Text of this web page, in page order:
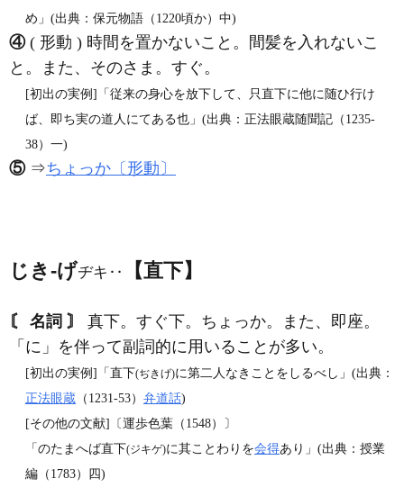
め」(出典：保元物語（1220頃か）中)
④( 形動 ) 時間を置かないこと。間髪を入れないこ
と。また、そのさま。すぐ。
[初出の実例]「従来の身心を放下して、只直下に他に随ひ行け
ば、即ち実の道人にてある也」(出典：正法眼蔵随聞記（1235‐
38）一)
⑤⇒ちょっか〔形動〕
じき‐げヂキ‥ 【直下】
〘 名詞 〙
真下。すぐ下。ちょっか。また、即座。
「に」を伴って副詞的に用いることが多い。
[初出の実例]「直下(ぢきげ)に第二人なきことをしるべし」(出典：
正法眼蔵 （1231‐53） 弁道話)
[その他の文献]〔運歩色葉（1548）〕
「のたまへば直下(ジキゲ)に其ことわりを会得あり」(出典：授業
編（1783）四)